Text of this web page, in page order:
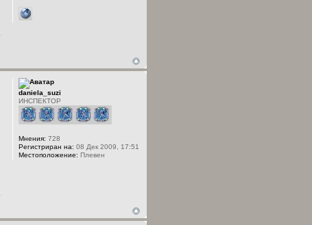
daniela_suzi
ИНСПЕКТОР
Мнения: 728
Регистриран на: 08 Дек 2009, 17:51
Местоположение: Плевен